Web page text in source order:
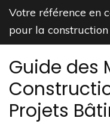
Votre référence en
pour la construction
Guide des
Projets